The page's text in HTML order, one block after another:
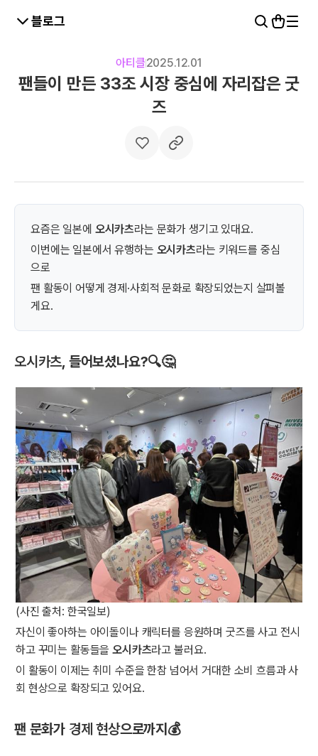
블로그
아티클2025.12.01
팬들이 만든 33조 시장 중심에 자리잡은 굿
즈
요즘은 일본에 오시카츠라는 문화가 생기고 있대요.
이번에는 일본에서 유행하는 오시카츠라는 키워드를 중심
으로
팬 활동이 어떻게 경제·사회적 문화로 확장되었는지 살펴볼
게요.
오시카츠, 들어보셨나요?🔍🤔
(사진 출처: 한국일보)
자신이 좋아하는 아이돌이나 캐릭터를 응원하며 굿즈를 사고 전시
하고 꾸미는 활동들을오시카츠라고 불러요.
이 활동이 이제는 취미 수준을 한참 넘어서 거대한 소비 흐름과 사
회 현상으로 확장되고 있어요.
팬 문화가 경제 현상으로까지💰